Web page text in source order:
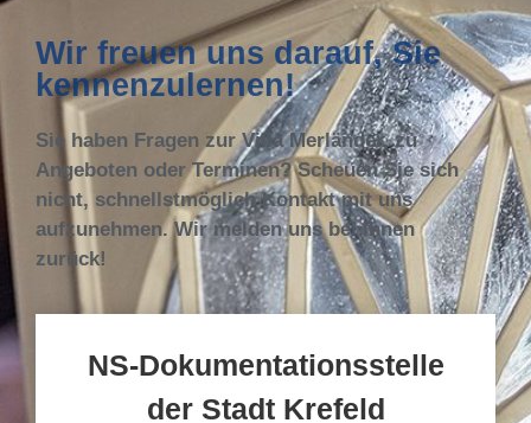
Wir freuen uns darauf, Sie
kennenzulernen!
Sie haben Fragen zur Villa Merländer, zu
Angeboten oder Terminen? Scheuen Sie sich
nicht, schnellstmöglich Kontakt mit uns
aufzunehmen. Wir melden uns bei Ihnen
zurück!
NS-Dokumentationsstelle
der Stadt Krefeld